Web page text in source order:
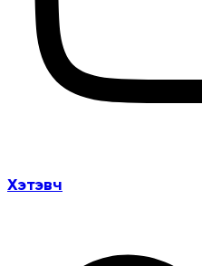
Хэтэвч